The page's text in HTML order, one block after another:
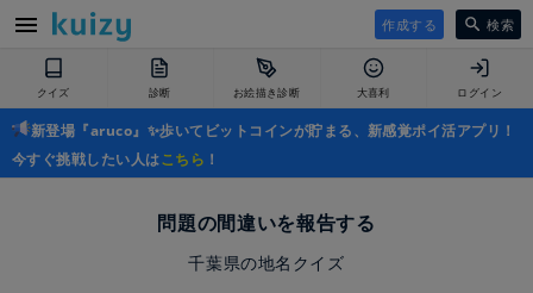
作成する 検索
クイズ 診断 お絵描き診断 大喜利 ログイン
新登場『aruco』✨歩いてビットコインが貯まる、新感覚ポイ活アプリ！
今すぐ挑戦したい人はこちら ！
問題の間違いを報告する
千葉県の地名クイズ